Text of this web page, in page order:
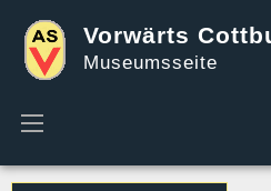
Vorwärts
Museumsseite